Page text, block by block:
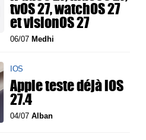
tvOS 27, watchOS 27
et visionOS 27
06/07 Medhi
IOS
Apple teste déjà iOS
27.4
04/07Alban